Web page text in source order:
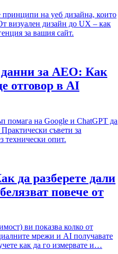
принципи на уеб дизайна, които
визуален дизайн до UX – как
за вашия сайт.
за AEO: Как
отговор в AI
помага на Google и ChatGPT да
съвети за
технически опит.
да разберете дали
повече от
ви показва колко от
мрежи и AI получавате
как да го измервате и…